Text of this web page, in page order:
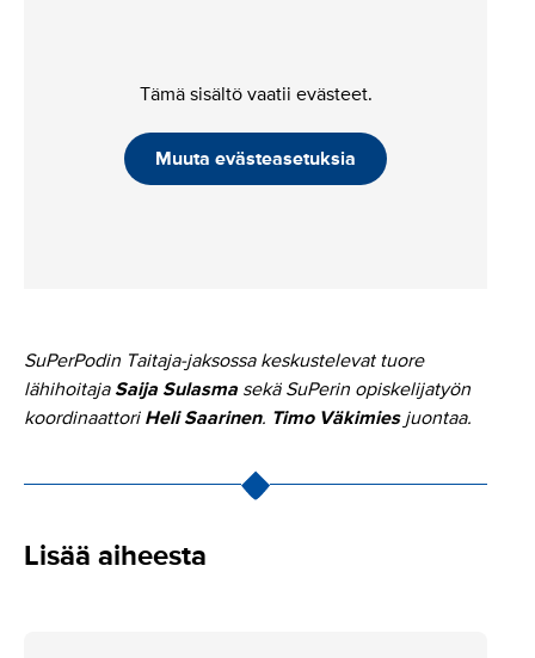
Tämä sisältö vaatii evästeet.
Muuta evästeasetuksia
SuPerPodin Taitaja-jaksossa keskustelevat tuore
lähihoitaja Saija Sulasma sekä SuPerin opiskelijatyön
koordinaattori Heli Saarinen. Timo Väkimiesjuontaa.
Lisää aiheesta